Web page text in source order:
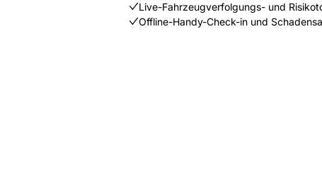
Live-Fahrzeugverfolgungs- und
Offline-Handy-Check-in und